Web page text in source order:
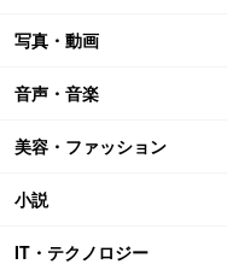
写真・動画
音声・音楽
美容・ファッション
小説
IT・テクノロジー